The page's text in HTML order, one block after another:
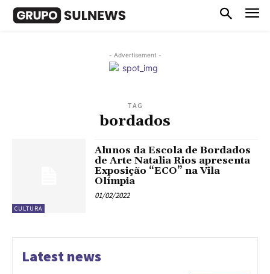
- Advertisement -
TAG
bordados
CULTURA
Alunos da Escola de Bordados
de Arte Natalia Rios apresenta
Exposição “ECO” na Vila
Olímpia
01/02/2022
Latest news